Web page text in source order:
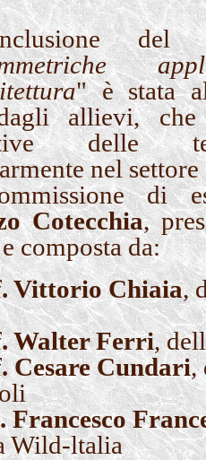
" è stata
allievi,
delle
nel
di
Cotecchia,
composta da:
Vittorio Chiaia,
Walter Ferri,
Cesare Cundari,
Francesco
Wild-ltalia